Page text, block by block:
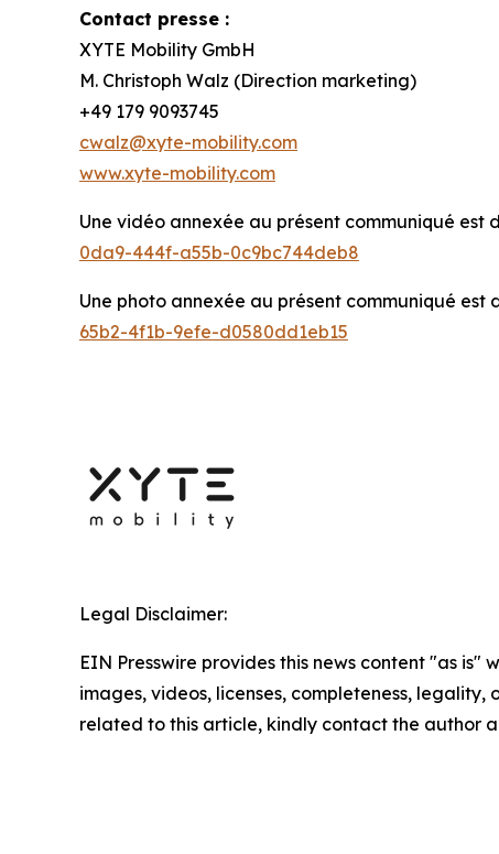
Contact presse :
XYTE Mobility GmbH
M. Christoph Walz (Direction marketing)
+49 179 9093745
cwalz@xyte-mobility.com
www.xyte-mobility.com
Une vidéo annexée au présent communiqué est
0da9-444f-a55b-0c9bc744deb8
Une photo annexée au présent communiqué est
65b2-4f1b-9efe-d0580dd1eb15
Legal Disclaimer:
EIN Presswire provides this news content "as
images, videos, licenses, completeness,
related to this article, kindly contact the author